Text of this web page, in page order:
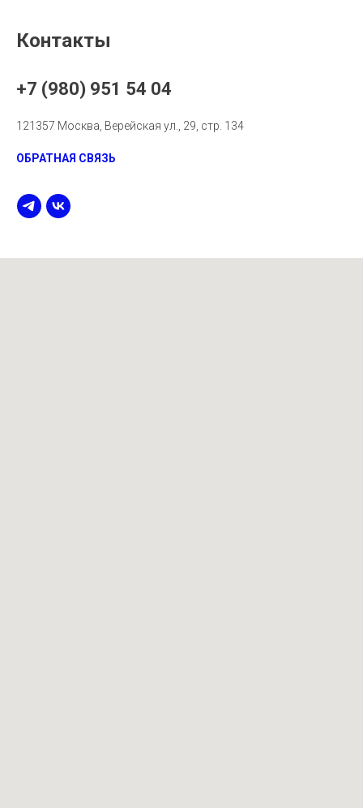
Контакты
+7 (980) 951 54 04
121357 Москва, Верейская ул., 29, стр. 134
ОБРАТНАЯ СВЯЗЬ